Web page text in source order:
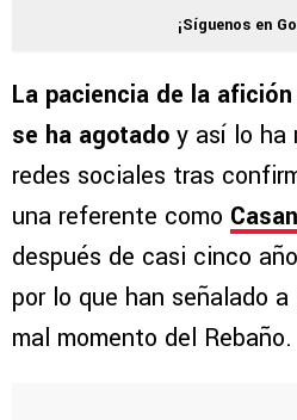
¡Síguenos en
La paciencia de la
se ha agotado y así lo ha
redes sociales tras
una referente como
después de casi cinco
por lo que han señalado
mal momento del Rebaño.